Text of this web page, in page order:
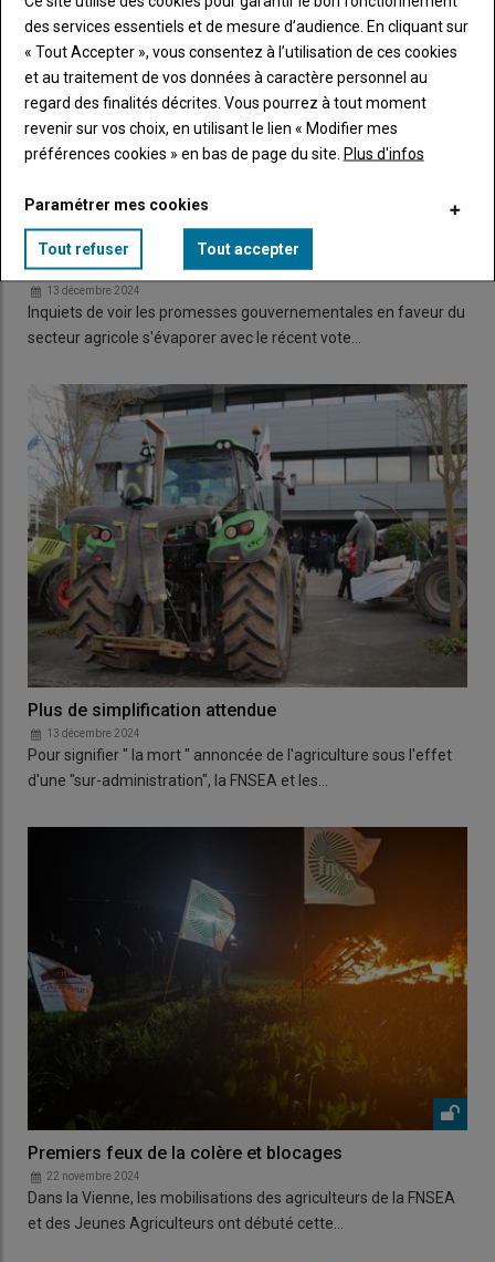
FNSEA et JA 86 déversent leur colère
13 décembre 2024
Inquiets de voir les promesses gouvernementales en faveur du
secteur agricole s'évaporer avec le récent vote…
Plus de simplification attendue
13 décembre 2024
Pour signifier " la mort " annoncée de l'agriculture sous l'effet
d'une "sur-administration", la FNSEA et les…
Premiers feux de la colère et blocages
22 novembre 2024
Dans la Vienne, les mobilisations des agriculteurs de la FNSEA
et des Jeunes Agriculteurs ont débuté cette…
des services essentiels et de mesure d’audience. En cliquant sur
« Tout Accepter », vous consentez à l’utilisation de ces cookies
et au traitement de vos données à caractère personnel au
regard des finalités décrites. Vous pourrez à tout moment
revenir sur vos choix, en utilisant le lien « Modifier mes
préférences cookies » en bas de page du site. Plus d'infos
Paramétrer mes cookies
Tout refuser Tout accepter